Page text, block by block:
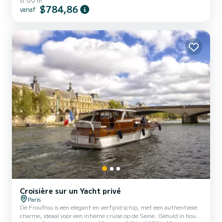
vanaf $784,86
Croisière sur un Yacht privé
Paris
De Froufrou is een elegant en verfijnd schip, met een authentieke
charme, ideaal voor een intieme cruise op de Seine. Gehuld in hout,